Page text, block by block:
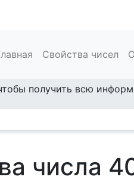
Свойства чисел
получить всю
числа